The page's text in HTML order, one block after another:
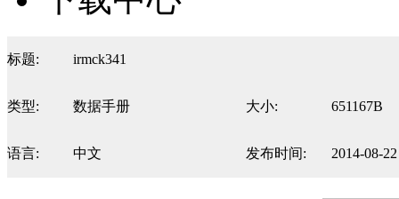
标题: irmck341
类型: 数据手册 大小: 651167B
语言: 中文 发布时间: 2014-08-22